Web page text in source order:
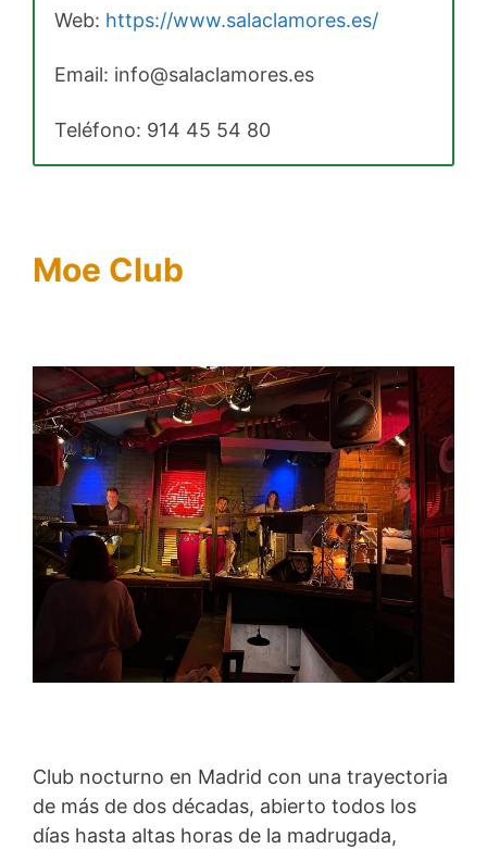
Web: https://www.salaclamores.es/
Email: info@salaclamores.es
Teléfono: 914 45 54 80
Moe Club
Club nocturno en Madrid con una trayectoria
de más de dos décadas, abierto todos los
días hasta altas horas de la madrugada,